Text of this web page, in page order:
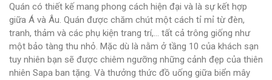
Quán có thiết kế mang phong cách hiện đại và là sự kết hợp
giữa Á và Âu. Quán được chăm chút một cách tỉ mỉ từ đèn,
tranh, thảm và các phụ kiện trang trí,… tất cả trông giống như
một bảo tàng thu nhỏ. Mặc dù là nằm ở tầng 10 của khách sạn
tuy nhiên bạn sẽ được chiêm ngưỡng những cảnh đẹp của thiên
nhiên Sapa ban tặng. Và thưởng thức đồ uống giữa biển mây